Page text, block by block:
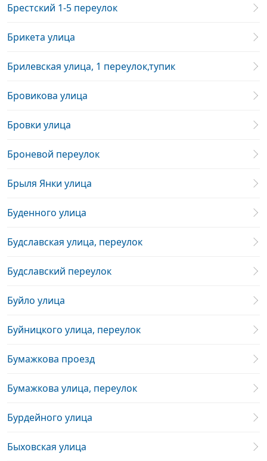
Брестский 1-5 переулок
Брикета улица
Брилевская улица, 1 переулок,тупик
Бровикова улица
Бровки улица
Броневой переулок
Брыля Янки улица
Буденного улица
Будславская улица, переулок
Будславский переулок
Буйло улица
Буйницкого улица, переулок
Бумажкова проезд
Бумажкова улица, переулок
Бурдейного улица
Быховская улица